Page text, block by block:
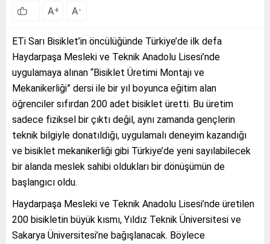
A+ A-
ETi Sarı Bisiklet’in öncülüğünde Türkiye’de ilk defa
Haydarpaşa Mesleki ve Teknik Anadolu Lisesi’nde
uygulamaya alınan “Bisiklet Üretimi Montajı ve
Mekanikerliği” dersi ile bir yıl boyunca eğitim alan
öğrenciler sıfırdan 200 adet bisiklet üretti. Bu üretim
sadece fiziksel bir çıktı değil, aynı zamanda gençlerin
teknik bilgiyle donatıldığı, uygulamalı deneyim kazandığı
ve bisiklet mekanikerliği gibi Türkiye’de yeni sayılabilecek
bir alanda meslek sahibi oldukları bir dönüşümün de
başlangıcı oldu.
Haydarpaşa Mesleki ve Teknik Anadolu Lisesi’nde üretilen
200 bisikletin büyük kısmı, Yıldız Teknik Üniversitesi ve
Sakarya Üniversitesi’ne bağışlanacak. Böylece